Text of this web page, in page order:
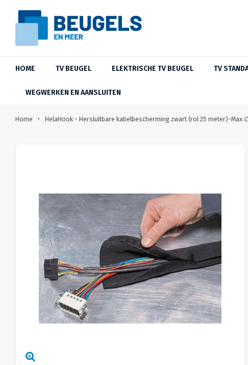
HOME TV BEUGEL ELEKTRISCHE TV BEUGEL TV
WEGWERKEN EN AANSLUITEN
Home HelaHook - Hersluitbare kabelbescherming zwart (rol 25 meter)-Max